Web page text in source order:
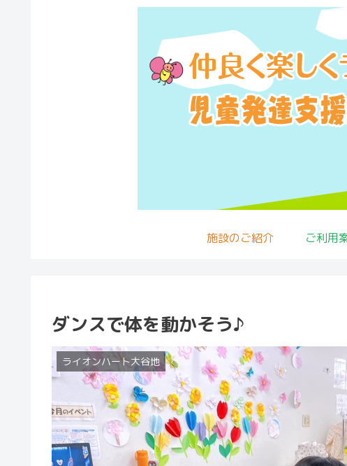
施設のご紹介 ご利用
ダンスで体を動かそう♪
ライオンハート大谷地